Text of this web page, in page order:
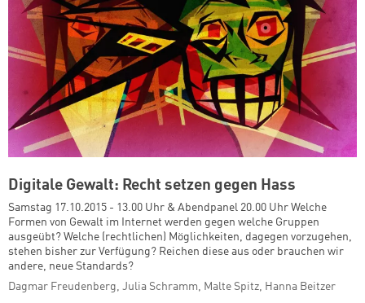
Digitale Gewalt: Recht setzen gegen Hass
Samstag 17.10.2015 - 13.00 Uhr & Abendpanel 20.00 Uhr Welche
Formen von Gewalt im Internet werden gegen welche Gruppen
ausgeübt? Welche (rechtlichen) Möglichkeiten, dagegen vorzugehen,
stehen bisher zur Verfügung? Reichen diese aus oder brauchen wir
andere, neue Standards?
Dagmar Freudenberg, Julia Schramm, Malte Spitz, Hanna Beitzer